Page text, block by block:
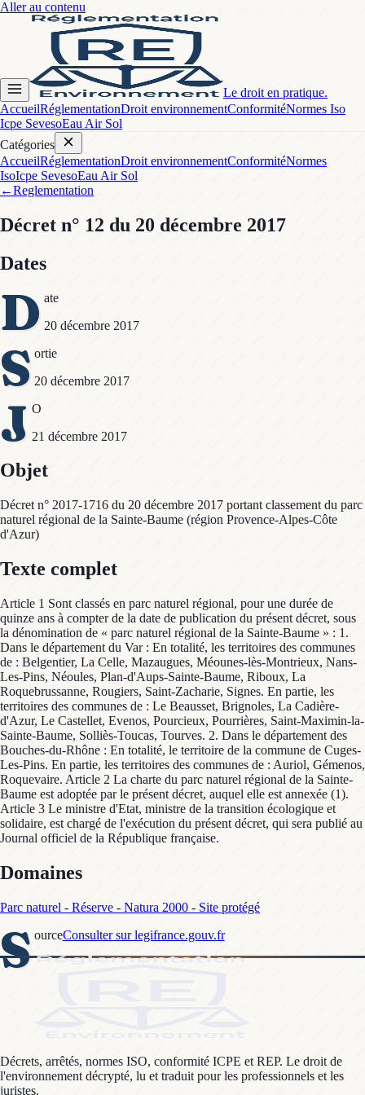
Aller au contenu
Le droit en pratique.
AccueilRéglementationDroit environnementConformitéNormes Iso
Icpe SevesoEau Air Sol
Catégories
AccueilRéglementationDroit environnementConformitéNormes
IsoIcpe SevesoEau Air Sol
←Reglementation
Décret n° 12 du 20 décembre 2017
Dates
D ate
20 décembre 2017
S ortie
20 décembre 2017
J O
21 décembre 2017
Objet
Décret n° 2017-1716 du 20 décembre 2017 portant classement du parc
naturel régional de la Sainte-Baume (région Provence-Alpes-Côte
d'Azur)
Texte complet
Article 1 Sont classés en parc naturel régional, pour une durée de
quinze ans à compter de la date de publication du présent décret, sous
la dénomination de « parc naturel régional de la Sainte-Baume » : 1.
Dans le département du Var : En totalité, les territoires des communes
de : Belgentier, La Celle, Mazaugues, Méounes-lès-Montrieux, Nans-
Les-Pins, Néoules, Plan-d'Aups-Sainte-Baume, Riboux, La
Roquebrussanne, Rougiers, Saint-Zacharie, Signes. En partie, les
territoires des communes de : Le Beausset, Brignoles, La Cadière-
d'Azur, Le Castellet, Evenos, Pourcieux, Pourrières, Saint-Maximin-la-
Sainte-Baume, Solliès-Toucas, Tourves. 2. Dans le département des
Bouches-du-Rhône : En totalité, le territoire de la commune de Cuges-
Les-Pins. En partie, les territoires des communes de : Auriol, Gémenos,
Roquevaire. Article 2 La charte du parc naturel régional de la Sainte-
Baume est adoptée par le présent décret, auquel elle est annexée (1).
Article 3 Le ministre d'Etat, ministre de la transition écologique et
solidaire, est chargé de l'exécution du présent décret, qui sera publié au
Journal officiel de la République française.
Domaines
Parc naturel - Réserve - Natura 2000 - Site protégé
S ourceConsulter sur legifrance.gouv.fr
Décrets, arrêtés, normes ISO, conformité ICPE et REP. Le droit de
l'environnement décrypté, lu et traduit pour les professionnels et les
juristes.